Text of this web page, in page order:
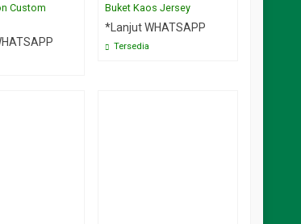
Custom
Buket Kaos Jersey
*Lanjut WHATSAPP
Tersedia